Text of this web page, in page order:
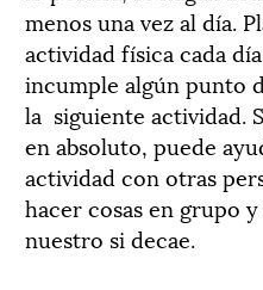
menos una vez al día.
actividad física cada
incumple algún punto
la siguiente actividad.
en absoluto, puede
actividad con otras
hacer cosas en grupo
nuestro si decae.